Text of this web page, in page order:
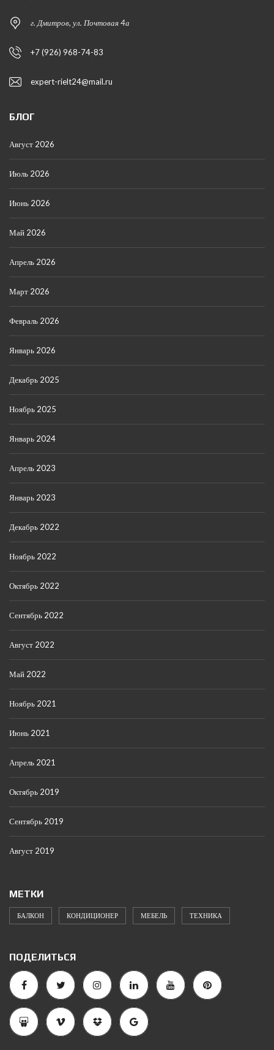
г. Дмитров, ул. Почтовая 4а
+7 (926) 968-74-83
expert-rielt24@mail.ru
БЛОГ
Август 2026
Июль 2026
Июнь 2026
Май 2026
Апрель 2026
Март 2026
Февраль 2026
Январь 2026
Декабрь 2025
Ноябрь 2025
Январь 2024
Апрель 2023
Январь 2023
Декабрь 2022
Ноябрь 2022
Октябрь 2022
Сентябрь 2022
Август 2022
Май 2022
Ноябрь 2021
Июнь 2021
Апрель 2021
Октябрь 2019
Сентябрь 2019
Август 2019
МЕТКИ
БАЛКОН КОНДИЦИОНЕР МЕБЕЛЬ ТЕХНИКА
ПОДЕЛИТЬСЯ